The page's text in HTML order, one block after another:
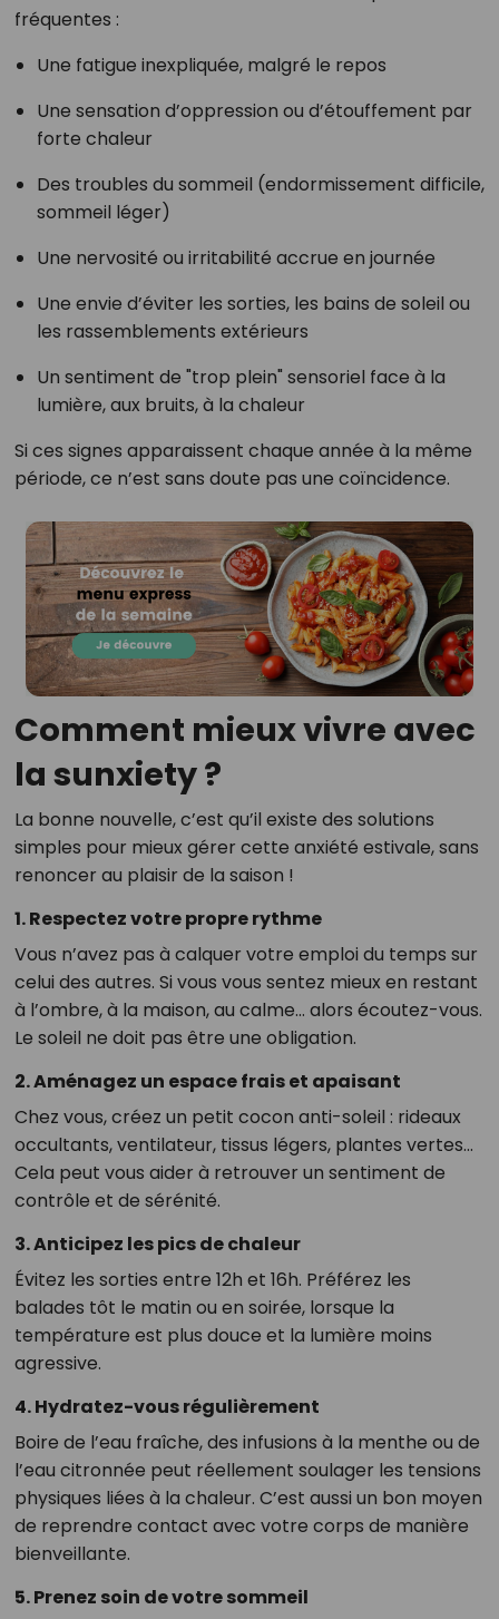
fréquentes :
Une fatigue inexpliquée, malgré le repos
Une sensation d’oppression ou d’étouffement par
forte chaleur
Des troubles du sommeil (endormissement difficile,
sommeil léger)
Une nervosité ou irritabilité accrue en journée
Une envie d’éviter les sorties, les bains de soleil ou
les rassemblements extérieurs
Un sentiment de "trop plein" sensoriel face à la
lumière, aux bruits, à la chaleur
Si ces signes apparaissent chaque année à la même
période, ce n’est sans doute pas une coïncidence.
Comment mieux vivre avec
la sunxiety ?
La bonne nouvelle, c’est qu’il existe des solutions
simples pour mieux gérer cette anxiété estivale, sans
renoncer au plaisir de la saison !
1.Respectez votre propre rythme
Vous n’avez pas à calquer votre emploi du temps sur
celui des autres. Si vous vous sentez mieux en restant
à l’ombre, à la maison, au calme… alors écoutez-vous.
Le soleil ne doit pas être une obligation.
2.Aménagez un espace frais et apaisant
Chez vous, créez un petit cocon anti-soleil : rideaux
occultants, ventilateur, tissus légers, plantes vertes...
Cela peut vous aider à retrouver un sentiment de
contrôle et de sérénité.
3.Anticipez les pics de chaleur
Évitez les sorties entre 12h et 16h. Préférez les
balades tôt le matin ou en soirée, lorsque la
température est plus douce et la lumière moins
agressive.
4.Hydratez-vous régulièrement
Boire de l’eau fraîche, des infusions à la menthe ou de
l’eau citronnée peut réellement soulager les tensions
physiques liées à la chaleur. C’est aussi un bon moyen
de reprendre contact avec votre corps de manière
bienveillante.
5.Prenez soin de votre sommeil